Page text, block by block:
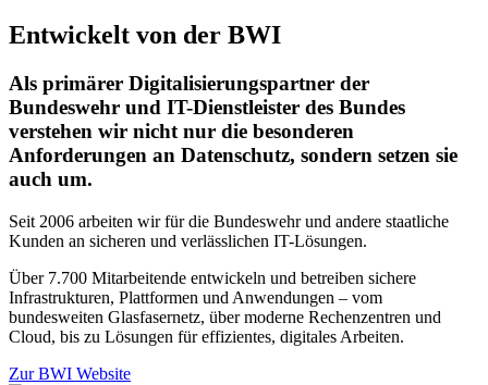
Entwickelt von der BWI
Als primärer Digitalisierungspartner der
Bundeswehr und IT-Dienstleister des Bundes
verstehen wir nicht nur die besonderen
Anforderungen an Datenschutz, sondern setzen sie
auch um.
Seit 2006 arbeiten wir für die Bundeswehr und andere staatliche
Kunden an sicheren und verlässlichen IT-Lösungen.
Über 7.700 Mitarbeitende entwickeln und betreiben sichere
Infrastrukturen, Plattformen und Anwendungen – vom
bundesweiten Glasfasernetz, über moderne Rechenzentren und
Cloud, bis zu Lösungen für effizientes, digitales Arbeiten.
Zur BWI Website